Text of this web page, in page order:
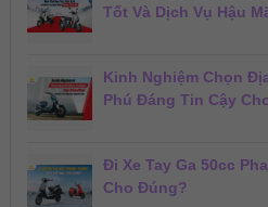
Tốt Và Dịch Vụ Hậu
Kinh Nghiệm Chọn
Phú Đáng Tin Cậy
Đi Xe Tay Ga 50cc
Cho Đúng?